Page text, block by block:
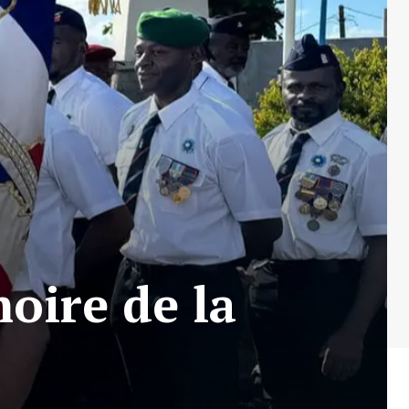
de la